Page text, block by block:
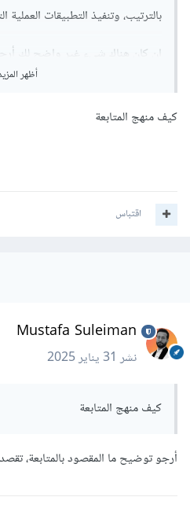
بالترتيب، وتنفيذ التطبيقات العملية
إن كان هناك شيء غير واضح لك أرجو
أظهر
كيف منهج المتابعة
اقتباس
Mustafa Suleiman
نشر31 يناير 2025
كيف منهج المتابعة
أرجو توضيح ما المقصود بالمتابعة،